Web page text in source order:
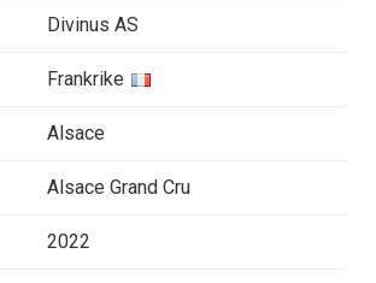
Divinus AS
Frankrike
Alsace
Alsace Grand Cru
2022